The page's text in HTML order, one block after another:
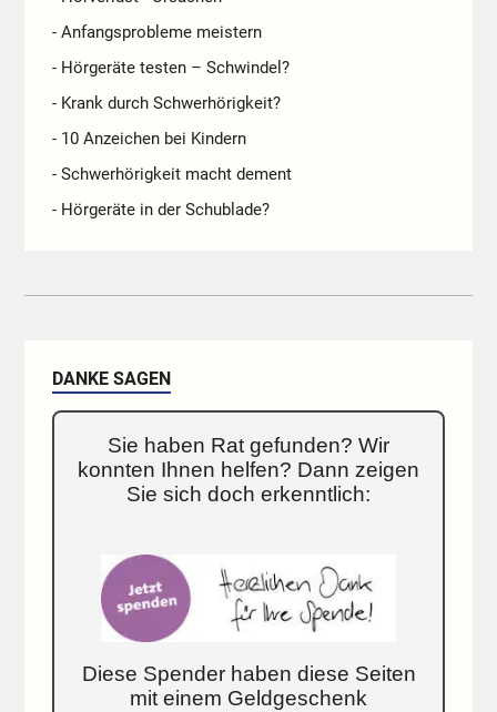
- Anfangsprobleme meistern
- Hörgeräte testen – Schwindel?
- Krank durch Schwerhörigkeit?
- 10 Anzeichen bei Kindern
- Schwerhörigkeit macht dement
- Hörgeräte in der Schublade?
DANKE SAGEN
Sie haben Rat gefunden? Wir
konnten Ihnen helfen? Dann zeigen
Sie sich doch erkenntlich:
Diese Spender haben diese Seiten
mit einem Geldgeschenk